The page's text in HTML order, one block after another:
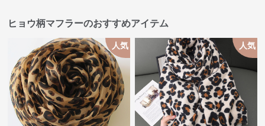
ヒョウ柄マフラーのおすすめアイテム
人気 人気